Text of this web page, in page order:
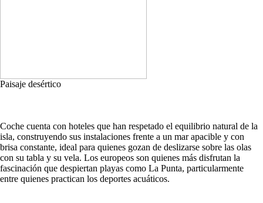
Paisaje desértico
Coche cuenta con hoteles que han respetado el equilibrio natural de la
isla, construyendo sus instalaciones frente a un mar apacible y con
brisa constante, ideal para quienes gozan de deslizarse sobre las olas
con su tabla y su vela. Los europeos son quienes más disfrutan la
fascinación que despiertan playas como La Punta, particularmente
entre quienes practican los deportes acuáticos.